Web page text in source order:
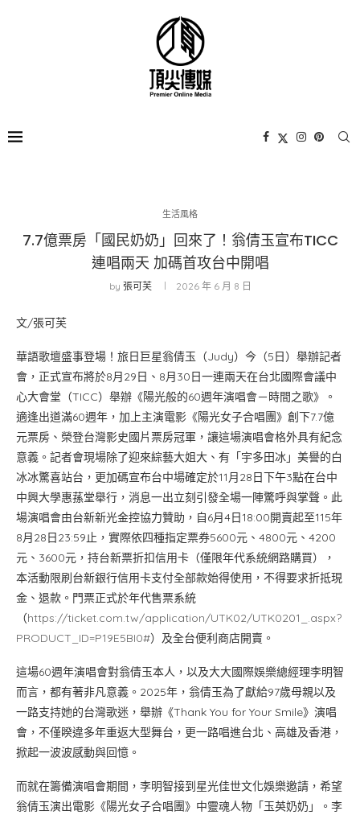
生活風格
7.7億票房「國民奶奶」回來了！翁倩玉宣布TICC
連唱兩天 加碼首攻台中開唱
by 張可芙 2026 年 6 月 8 日
文/張可芙
華語歌壇盛事登場！旅日巨星翁倩玉（Judy）今（5日）舉辦記者
會，正式宣布將於8月29日、8月30日一連兩天在台北國際會議中
心大會堂（TICC）舉辦《陽光般的60週年演唱會－時間之歌》。
適逢出道滿60週年，加上主演電影《陽光女子合唱團》創下7.7億
元票房、榮登台灣影史國片票房冠軍，讓這場演唱會格外具有紀念
意義。記者會現場除了迎來綜藝大姐大、有「宇多田冰」美譽的白
冰冰驚喜站台，更加碼宣布台中場確定於11月28日下午3點在台中
中興大學惠蓀堂舉行，消息一出立刻引發全場一陣驚呼與掌聲。此
場演唱會由台新新光金控協力贊助，自6月4日18:00開賣起至115年
8月28日23:59止，實際依四種指定票券5600元、4800元、4200
元、3600元，持台新票折扣信用卡（僅限年代系統網路購買），
本活動限刷台新銀行信用卡支付全部款始得使用，不得要求折抵現
金、退款。門票正式於年代售票系統
（https://ticket.com.tw/application/UTK02/UTK0201_.aspx?
PRODUCT_ID=P19E5BI0#）及全台便利商店開賣。
這場60週年演唱會對翁倩玉本人，以及大大國際娛樂總經理李明智
而言，都有著非凡意義。2025年，翁倩玉為了獻給97歲母親以及
一路支持她的台灣歌迷，舉辦《Thank You for Your Smile》演唱
會，不僅睽違多年重返大型舞台，更一路唱進台北、高雄及香港，
掀起一波波感動與回憶。
而就在籌備演唱會期間，李明智接到星光佳世文化娛樂邀請，希望
翁倩玉演出電影《陽光女子合唱團》中靈魂人物「玉英奶奶」。李